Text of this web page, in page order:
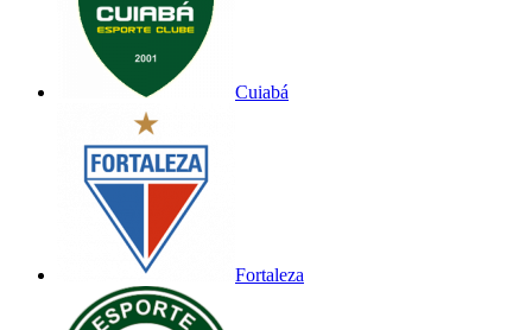
Cuiabá
Fortaleza